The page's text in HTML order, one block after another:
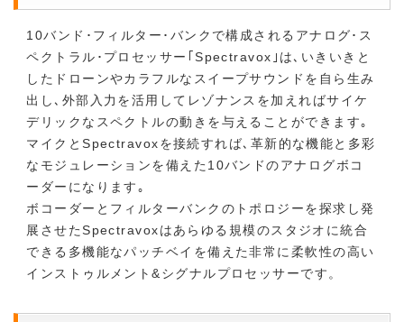
10バンド･フィルター･バンクで構成されるアナログ･ス
ペクトラル･プロセッサー｢Spectravox｣は､いきいきと
したドローンやカラフルなスイープサウンドを自ら生み
出し､外部入力を活用してレゾナンスを加えればサイケ
デリックなスペクトルの動きを与えることができます｡
マイクとSpectravoxを接続すれば､革新的な機能と多彩
なモジュレーションを備えた10バンドのアナログボコ
ーダーになります｡
ボコーダーとフィルターバンクのトポロジーを探求し発
展させたSpectravoxはあらゆる規模のスタジオに統合
できる多機能なパッチベイを備えた非常に柔軟性の高い
インストゥルメント&シグナルプロセッサーです。